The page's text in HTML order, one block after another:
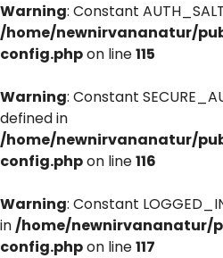
Warning: Constant
/home/newnirvananatur/
config.phpon line115
Warning: Constant
defined in
/home/newnirvananatur/
config.phpon line116
Warning: Constant
in/home/newnirvananatur/
config.phpon line117